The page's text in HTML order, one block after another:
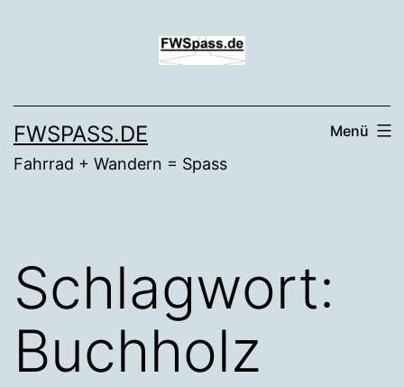
FWSPASS.DE
Fahrrad + Wandern = Spass
Menü
Schlagwort:
Buchholz